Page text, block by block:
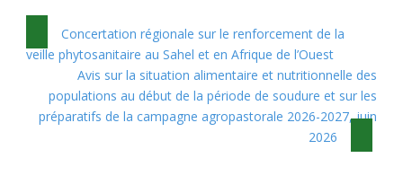
Concertation régionale sur le renforcement de la
veille phytosanitaire au Sahel et en Afrique de l’Ouest
Avis sur la situation alimentaire et nutritionnelle des
populations au début de la période de soudure et sur les
préparatifs de la campagne agropastorale 2026-2027, juin
2026